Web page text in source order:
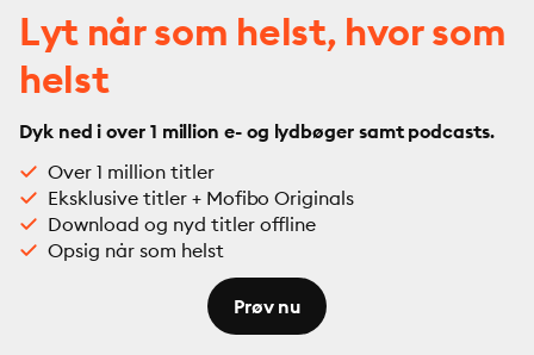
Lyt når som helst, hvor som
helst
Dyk ned i over 1 million e- og lydbøger samt podcasts.
Over 1 million titler
Eksklusive titler + Mofibo Originals
Download og nyd titler offline
Opsig når som helst
Prøv nu